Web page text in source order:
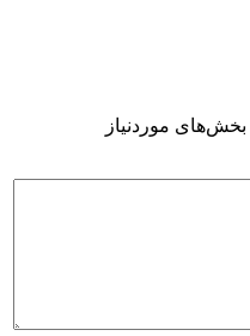
بخش‌های موردنیاز